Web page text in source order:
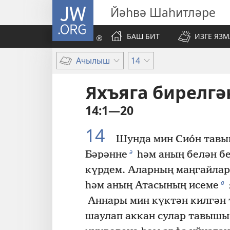
JW.ORG Йәһвә Шаһитләре
БАШ БИТ
ИЗГЕ
Ачылыш 14
Яхъяга
14:1—20
14 Шунда мин Сио́н
Бәрәнне ә һәм аның белән
күрдем. Аларның
һәм аның Атасының исеме в
Аннары мин күктән
шаулап аккан сулар